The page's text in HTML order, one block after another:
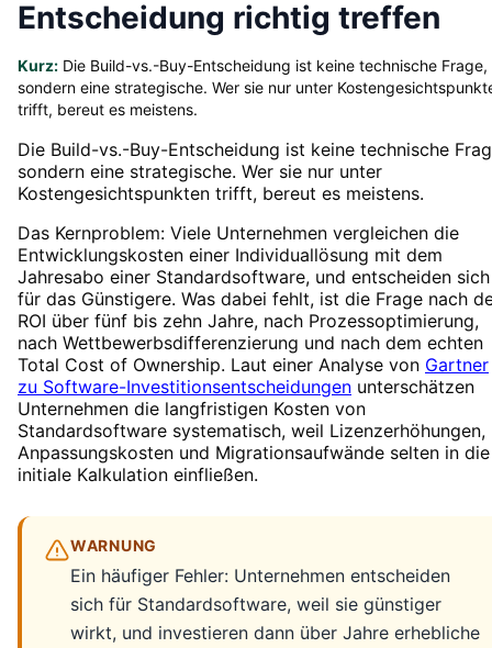
Entscheidung richtig treffen
Kurz: Die Build-vs.-Buy-Entscheidung ist keine technische Frage,
sondern eine strategische. Wer sie nur unter
trifft, bereut es meistens.
Die Build-vs.-Buy-Entscheidung ist keine technische
sondern eine strategische. Wer sie nur unter
Kostengesichtspunkten trifft, bereut es meistens.
Das Kernproblem: Viele Unternehmen vergleichen die
Entwicklungskosten einer Individuallösung mit dem
Jahresabo einer Standardsoftware, und entscheiden sich
für das Günstigere. Was dabei fehlt, ist die Frage nach
ROI über fünf bis zehn Jahre, nach Prozessoptimierung,
nach Wettbewerbsdifferenzierung und nach dem echten
Total Cost of Ownership. Laut einer Analyse von Gartner
zu Software-Investitionsentscheidungen unterschätzen
Unternehmen die langfristigen Kosten von
Standardsoftware systematisch, weil Lizenzerhöhungen,
Anpassungskosten und Migrationsaufwände selten in die
initiale Kalkulation einfließen.
WARNUNG
Ein häufiger Fehler: Unternehmen entscheiden
sich für Standardsoftware, weil sie günstiger
wirkt, und investieren dann über Jahre erhebliche